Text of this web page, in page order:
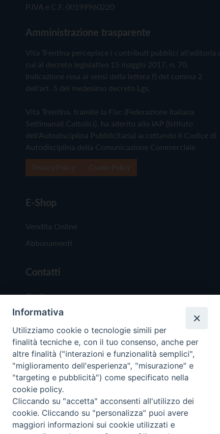
P.IVA e C.F. 00199960220
Amministrazione trasparente
Vita Trentina percepisce i contributi pubblici all'editoria
cui al decreto legislativo 15 maggio 2017, n. 70.
Indicazione resa ai sensi della lettera f) del comma 2
dell'art. 5 del medesimo decreto Lgs.
Vita Trentina, tramite la Fisc (Federazione Italiana
Settimanali Cattolici), ha aderito allo IAP (Istituto
dell'Autodisciplina Pubblicitaria) accettando il Codice di
Autodisciplina della Comunicazione Commerciale
E-Shop
Vendita Online
Abbonamenti
Contatti
Chi Siamo
Redazione
Scrivici
Copyright © 2019 - Tutti i diritti riservati - Vita
Trentina Editrice
Privacy Policy
Informativa
Utilizziamo cookie o tecnologie simili per
finalità tecniche e, con il tuo consenso, anche per
altre finalità ("interazioni e funzionalità semplici",
"miglioramento dell'esperienza", "misurazione" e
"targeting e pubblicità") come specificato nella
cookie policy.
Cliccando su "accetta" acconsenti all'utilizzo dei
cookie. Cliccando su "personalizza" puoi avere
maggiori informazioni sui cookie utilizzati e